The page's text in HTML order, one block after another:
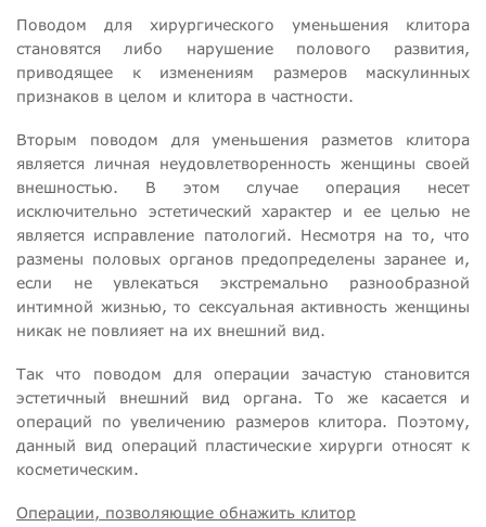
Поводом для хирургического уменьшения клитора
становятся либо нарушение полового развития,
приводящее к изменениям размеров маскулинных
признаков в целом и клитора в частности.
Вторым поводом для уменьшения разметов клитора
является личная неудовлетворенность женщины своей
внешностью. В этом случае операция несет
исключительно эстетический характер и ее целью не
является исправление патологий. Несмотря на то, что
размены половых органов предопределены заранее и,
если не увлекаться экстремально разнообразной
интимной жизнью, то сексуальная активность женщины
никак не повлияет на их внешний вид.
Так что поводом для операции зачастую становится
эстетичный внешний вид органа. То же касается и
операций по увеличению размеров клитора. Поэтому,
данный вид операций пластические хирурги относят к
косметическим.
Операции, позволяющие обнажить клитор